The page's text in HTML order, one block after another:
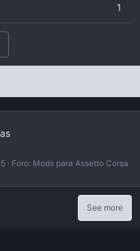
1
Foro: Mods para Assetto Corsa
See more